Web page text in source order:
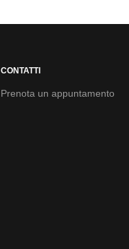
CONTATTI
Prenota un appuntamento